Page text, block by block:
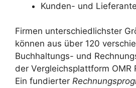
Kunden- und
Firmen unterschiedlichster
können aus über 120
Buchhaltungs- und
der Vergleichsplattform OMR
Ein fundierter